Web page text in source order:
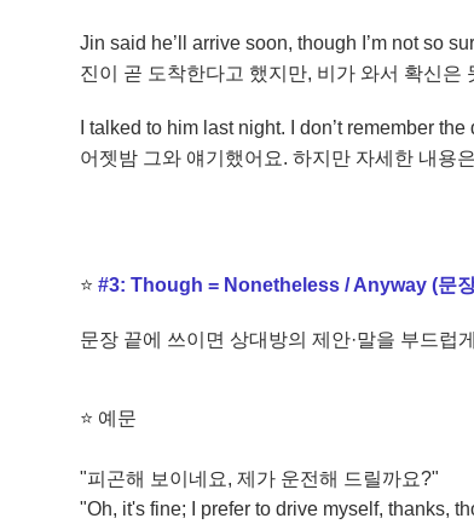
Jin said he’ll arrive soon, though I’m not so
진이 곧 도착한다고 했지만, 비가 와서 확신은
I talked to him last night. I don’t remember
어젯밤 그와 얘기했어요. 하지만 자세한 내용
⭐#3: Though = Nonetheless / Anyway (문
문장 끝에 쓰이면 상대방의 제안·말을 부드럽
⭐ 예문
"피곤해 보이네요, 제가 운전해 드릴까요?"
"Oh, it's fine; I prefer to drive myself, thanks,